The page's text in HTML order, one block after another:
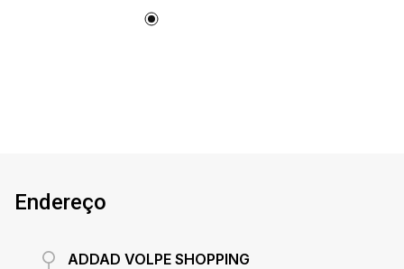
Endereço
ADDAD VOLPE SHOPPING